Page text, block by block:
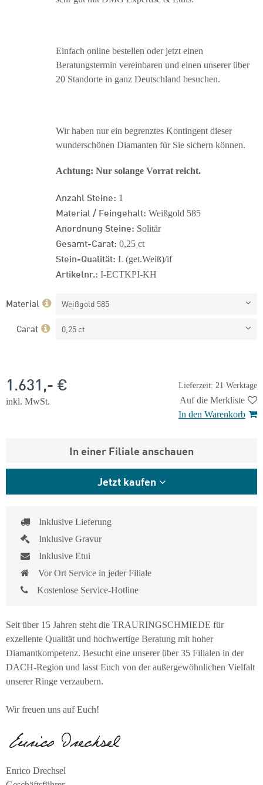
Einfach online bestellen oder jetzt einen
Beratungstermin vereinbaren und einen unserer über
20 Standorte in ganz Deutschland besuchen.
Wir haben nur ein begrenztes Kontingent dieser
wunderschönen Diamanten für Sie sichern können.
Achtung: Nur solange Vorrat reicht.
Anzahl Steine: 1
Material / Feingehalt: Weißgold 585
Anordnung Steine: Solitär
Gesamt-Carat: 0,25 ct
Stein-Qualität: L (get.Weiß)/if
Artikelnr.: I-ECTKPI-KH
Material Weißgold 585
Carat 0,25 ct
Lieferzeit: 21 Werktage
1.631,- €
inkl. MwSt.
Auf die Merkliste
In den Warenkorb
In einer Filiale anschauen
Jetzt kaufen
Inklusive Lieferung
Inklusive Gravur
Inklusive Etui
Vor Ort Service in jeder Filiale
Kostenlose Service-Hotline
Seit über 15 Jahren steht die TRAURINGSCHMIEDE für
exzellente Qualität und hochwertige Beratung mit hoher
Diamantkompetenz. Besucht eine unserer über 35 Filialen in der
DACH-Region und lasst Euch von der außergewöhnlichen Vielfalt
unserer Ringe verzaubern.
Wir freuen uns auf Euch!
Enrico Drechsel